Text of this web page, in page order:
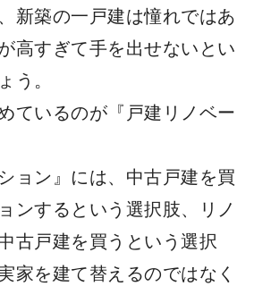
新築の一戸建は憧れではあ
高すぎて手を出せないとい
う。
ているのが『戸建リノベー
ョン』には、中古戸建を買
ンするという選択肢、リノ
古戸建を買うという選択
家を建て替えるのではなく